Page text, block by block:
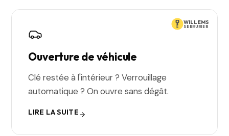
WILLEMS
SERRURIER
Ouverture de véhicule
Clé restée à l'intérieur ? Verrouillage
automatique ? On ouvre sans dégât.
LIRE LA SUITE